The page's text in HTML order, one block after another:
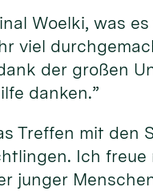
Woelki, was
viel
der großen
danken.”
Treffen mit den
Ich freue
junger